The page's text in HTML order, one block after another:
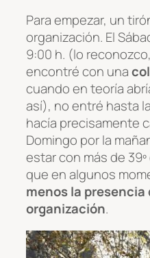
Para empezar, un
organización. El
9:00 h. (lo
encontré con una
cuando en teoría
así), no entré hasta
hacía precisamente
Domingo por la
estar con más de
que en algunos
menos la presencia
organización.